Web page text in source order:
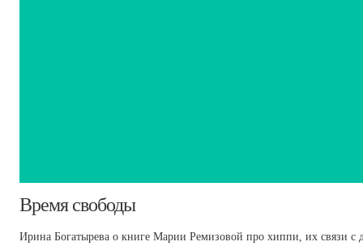
​Время свободы
Ирина Богатырева о книге Марии Ремизовой про хиппи, их связи